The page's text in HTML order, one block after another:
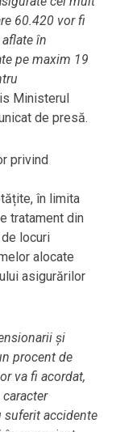
60.420 vor fi
în
pe maxim 19
Ministerul
de presă.
privind
în limita
tratament din
locuri
alocate
asigurărilor
și
procent de
va fi acordat,
suferit accidente